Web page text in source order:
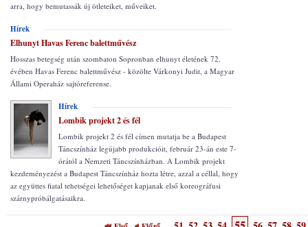
arra, hogy bemutassák új ötleteiket, műveiket.
Hírek
Elhunyt Havas Ferenc balettművész
Hosszas betegség után szombaton Sopronban elhunyt életének 72.
évében Havas Ferenc balettművész - közölte Várkonyi Judit, a Magyar
Állami Operaház sajtóreferense.
Hírek
Lombik projekt 2 és fél
Lombik projekt 2 és fél címen mutatja be a Budapest
Táncszínház legújabb produkcióit, február 23-án este 7-
órától a Nemzeti Táncszínházban. A Lombik projekt
kezdeményezést a Budapest Táncszínház hozta létre, azzal a céllal, hogy
az együttes fiatal tehetségei lehetőséget kapjanak első koreográfusi
szárnypróbálgatásaikra.